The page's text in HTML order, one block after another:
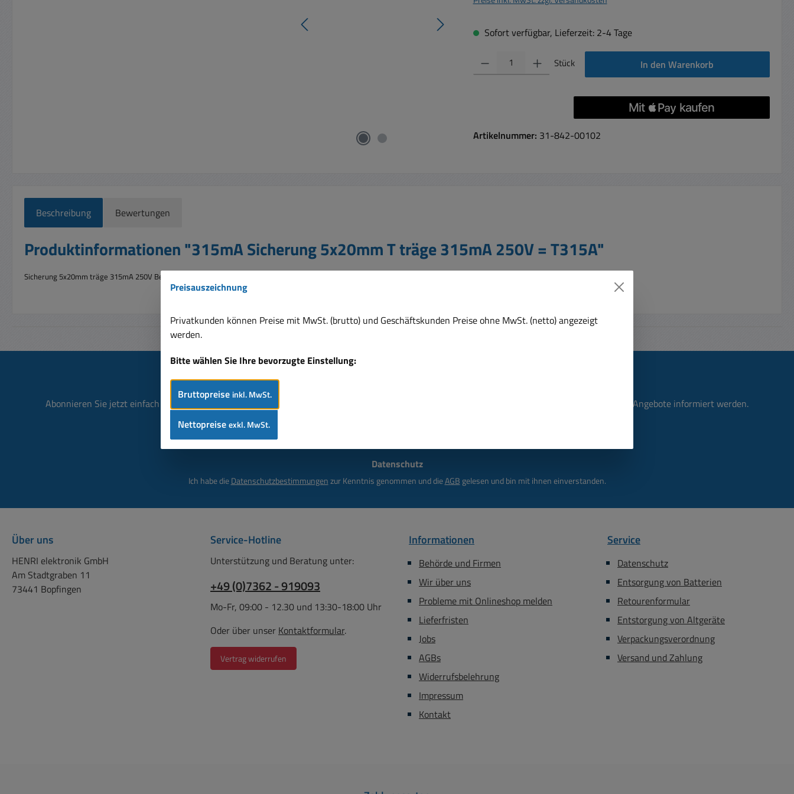
Sofort verfügbar, Lieferzeit: 2-4 Tage
Produkt Anzahl: Gib den gewünschten Wert ein oder benutze die Schaltflächen um die
Stück In den Warenkorb
Artikelnummer: 31-842-00102
Beschreibung Bewertungen
Produktinformationen "315mA Sicherung 5x20mm T träge 315mA 250V = T315A"
Sicherung 5x20mm träge 315mA 250V Bezeichnung meist T315MA
Abonnieren Sie jetzt einfach unseren regelmäßig erscheinenden Newsletter und Sie werden stets unter den Ersten sein, über neue Produkte und Angebote informiert werden.
E-
Mail-
Adresse
Datenschutz
Ich habe dieDatenschutzbestimmungenzur Kenntnis genommen und dieAGB gelesen und bin mit ihnen einverstanden.
Über uns
HENRI elektronik GmbH
Am Stadtgraben 11
73441 Bopfingen
Service-Hotline
Unterstützung und Beratung unter:
+49 (0)7362 - 919093
Mo-Fr, 09:00 - 12.30 und 13:30-18:00 Uhr
Oder über unser Kontaktformular.
Vertrag widerrufen
Informationen
Behörde und Firmen
Wir über uns
Probleme mit Onlineshop melden
Lieferfristen
Jobs
AGBs
Widerrufsbelehrung
Impressum
Kontakt
Service
Datenschutz
Entsorgung von Batterien
Retourenformular
Entstorgung von Altgeräte
Verpackungsverordnung
Versand und Zahlung
Preisauszeichnung
Privatkunden können Preise mit MwSt. (brutto) und Geschäftskunden Preise ohne MwSt. (netto) angezeigt
werden.
Bitte wählen Sie Ihre bevorzugte Einstellung:
Bruttopreise inkl. MwSt.
Nettopreiseexkl. MwSt.